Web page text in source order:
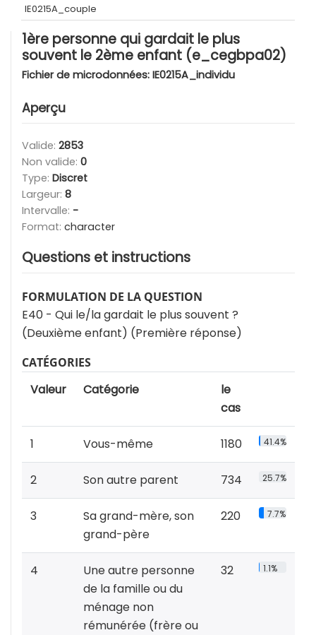
IE0215A_couple
1ère personne qui gardait le plus
souvent le 2ème enfant (e_cegbpa02)
Fichier de microdonnées: IE0215A_individu
Aperçu
Valide: 2853
Non valide: 0
Type: Discret
Largeur: 8
Intervalle: -
Format: character
Questions et instructions
FORMULATION DE LA QUESTION
E40 - Qui le/la gardait le plus souvent ?
(Deuxième enfant) (Première réponse)
CATÉGORIES
Valeur Catégorie
le
cas
1 Vous-même 1180 41.4%
2 Son autre parent 734 25.7%
3
Sa grand-mère, son
grand-père
220 7.7%
4
Une autre personne
de la famille ou du
ménage non
rémunérée (frère ou
32 1.1%